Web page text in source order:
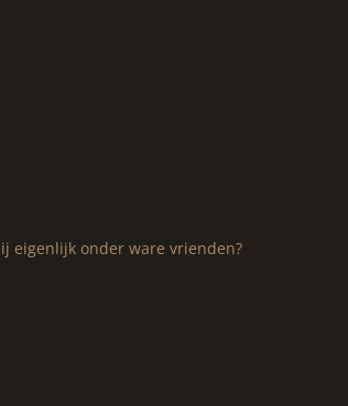
eigenlijk onder ware vrienden?